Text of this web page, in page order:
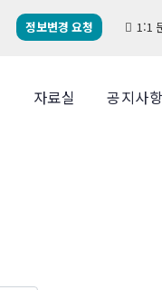
정보변경 요청 1:1
자료실 공지사항